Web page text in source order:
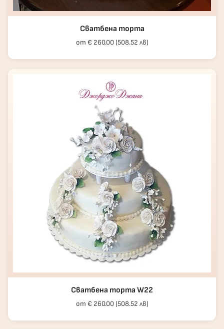
Сватбена торта
от € 260.00 (508.52 лв)
Сватбена торта W22
от € 260.00 (508.52 лв)